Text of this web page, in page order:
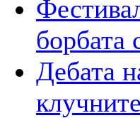
Дебата